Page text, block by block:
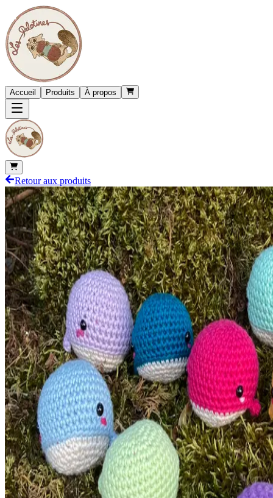
Accueil Produits À propos
Retour aux produits